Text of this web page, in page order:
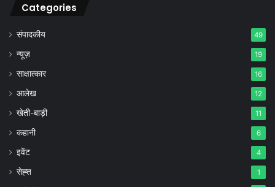
Categories
संपादकीय 49
न्यूज़ 19
साक्षात्कार 16
आलेख 12
खेती-बाड़ी 11
कहानी 6
इवेंट 4
सेह्त 1